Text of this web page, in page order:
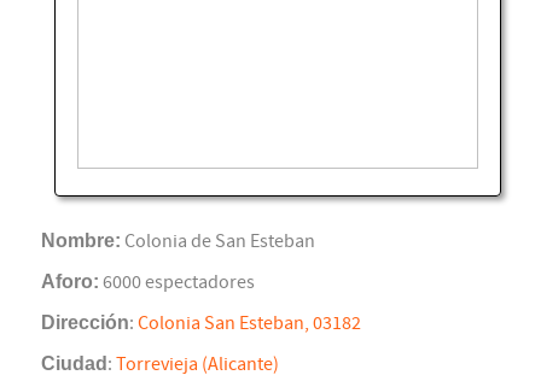
Nombre: Colonia de San Esteban
Aforo: 6000 espectadores
Dirección: Colonia San Esteban, 03182
Ciudad : Torrevieja (Alicante)